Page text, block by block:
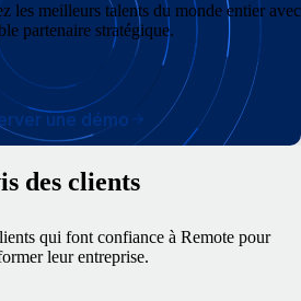
les meilleurs talents du monde entier avec
partenaire stratégique.
une démo
des clients
qui font confiance à Remote pour
leur entreprise.